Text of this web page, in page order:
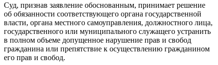
Суд, признав заявление обоснованным, принимает решение
об обязанности соответствующего органа государственной
власти, органа местного самоуправления, должностного лица,
государственного или муниципального служащего устранить
в полном объеме допущенное нарушение прав и свобод
гражданина или препятствие к осуществлению гражданином
его прав и свобод.